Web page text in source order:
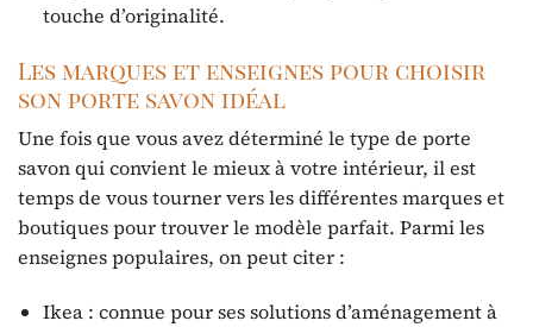
touche d’originalité.
Les marques et enseignes pour choisir
son porte savon idéal
Une fois que vous avez déterminé le type de porte
savon qui convient le mieux à votre intérieur, il est
temps de vous tourner vers les différentes marques et
boutiques pour trouver le modèle parfait. Parmi les
enseignes populaires, on peut citer :
Ikea : connue pour ses solutions d’aménagement à